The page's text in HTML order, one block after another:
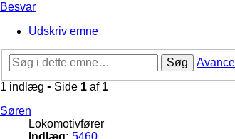
Besvar
Udskriv emne
Søg
1 indlæg • Side 1 af 1
Søren
Lokomotivfører
Indlæg: 5460